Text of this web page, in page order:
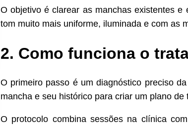
O objetivo é clarear as manchas existentes
tom muito mais uniforme, iluminada e com as
2. Como funciona o
O primeiro passo é um diagnóstico preciso
mancha e seu histórico para criar um plano de
O protocolo combina sessões na clínica